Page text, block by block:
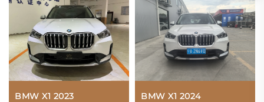
BMW X1 2023 BMW X1 2024